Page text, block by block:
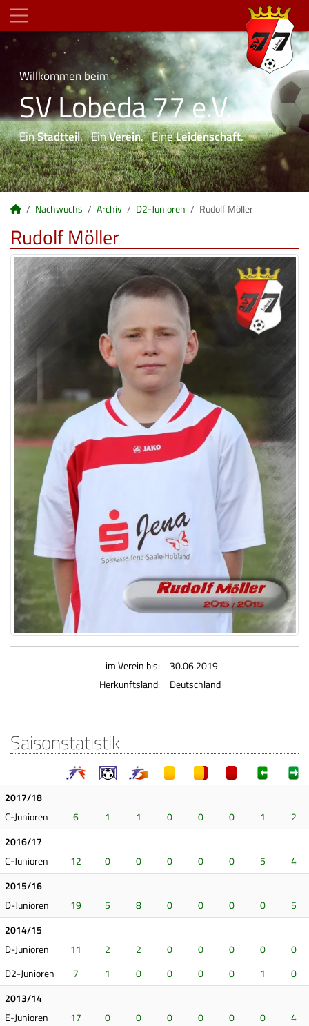
Willkommen beim
SV Lobeda 77 e.V.
EinStadtteil. EinVerein. EineLeidenschaft.
Nachwuchs Archiv D2-Junioren Rudolf Möller
Rudolf Möller
im Verein bis:
30.06.2019
Herkunftsland:
Deutschland
Saisonstatistik
2017/18
C-Junioren
6 1 1 0 0 0 1
2
2016/17
C-Junioren
12 0 0 0 0 0 5
4
2015/16
D-Junioren
19 5 8 0 0 0 0
5
2014/15
D-Junioren
11 2 2 0 0 0 0
0
D2-Junioren
7 1 0 0 0 0 1
0
2013/14
E-Junioren
17 0 0 0 0 0 0
4